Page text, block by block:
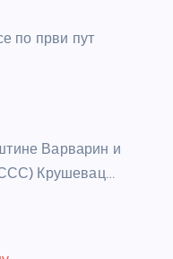
по први пут
Варварин и
Крушевац…